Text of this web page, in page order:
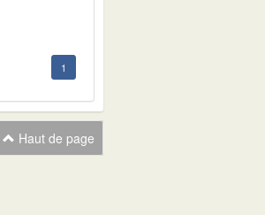
1
Haut de page